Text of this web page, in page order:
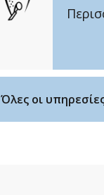
Όλες οι